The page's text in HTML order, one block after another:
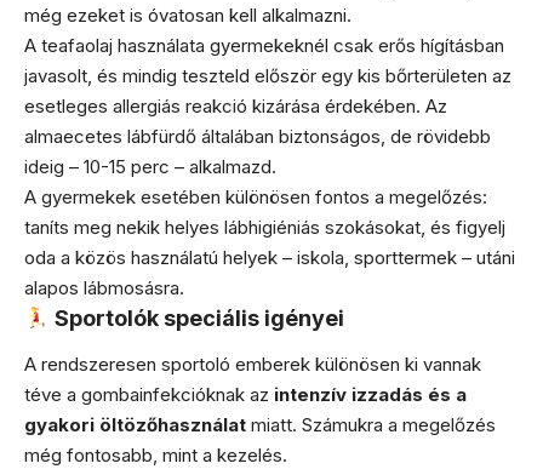
még ezeket is óvatosan kell alkalmazni.
A teafaolaj használata gyermekeknél csak erős hígításban
javasolt, és mindig teszteld először egy kis bőrterületen az
esetleges allergiás reakció kizárása érdekében. Az
almaecetes lábfürdő általában biztonságos, de rövidebb
ideig – 10-15 perc – alkalmazd.
A gyermekek esetében különösen fontos a megelőzés:
taníts meg nekik helyes lábhigiéniás szokásokat, és figyelj
oda a közös használatú helyek – iskola, sporttermek – utáni
alapos lábmosásra.
Sportolók speciális igényei
A rendszeresen sportoló emberek különösen ki vannak
téve a gombainfekcióknak az intenzív izzadás és a
gyakori öltözőhasználat miatt. Számukra a megelőzés
még fontosabb, mint a kezelés.